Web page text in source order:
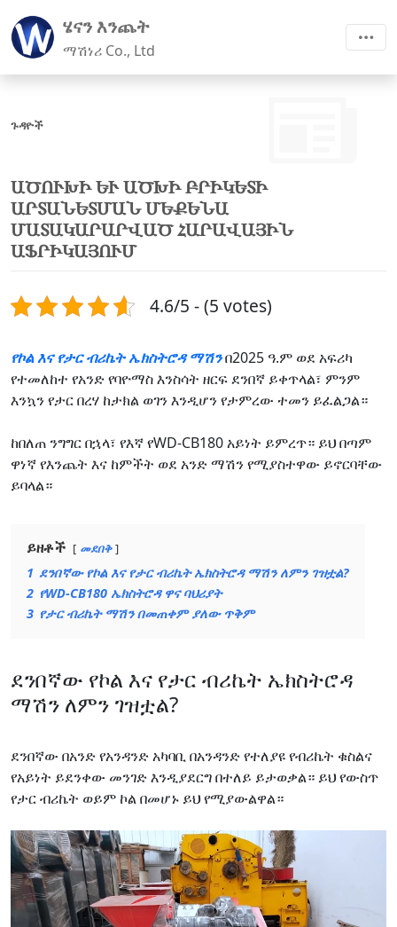
ሄናን እንጨት
ማሽነሪ Co., Ltd
ጉዳዮች
ԱԾՈՒԽԻ ԵՒ ԱԾԽԻ ԲՐԻԿԵՏԻ Ա
ՐՏԱՆԵՏՄԱՆ ՄԵՔԵՆԱ Մ
ԱՏԱԿԱՐԱՐՎԱԾ ՀԱՐԱՎԱՅԻՆ Ա
ՖՐԻԿԱՅՈՒՄ
4.6/5 - (5 votes)
የኮል እና የታር ብሪኬት ኤክስትሮዳ ማሽንበ2025 ዓ.ም ወደ አፍሪካ
የተመለከተ የአንድ የባዮማስ እንስሳት ዘርፍ ደንበኛ ይቀጥላል፣ ምንም
እንኳን የታር በረሃ ከታክል ወገን እንዲሆን የታምረው ተመን ይፈልጋል።
ከበለጠ ንግግር በኋላ፣ የእኛ የWD-CB180 አይነት ይምረጥ። ይህ በጣም
ዋነኛ የእንጨት እና ከምችት ወደ አንድ ማሽን የሚያስተዋው ይኖርባቸው
ይባላል።
ይዘቶች መደበቅ
1 ደንበኛው የኮል እና የታር ብሪኬት ኤክስትሮዳ ማሽን ለምን ገዝቷል?
2 የWD-CB180 ኤክስትሮዳ ዋና ባህሪያት
3 የታር ብሪኬት ማሽን በመጠቀም ያለው ጥቅም
ደንበኛው የኮል እና የታር ብሪኬት ኤክስትሮዳ
ማሽን ለምን ገዝቷል?
ደንበኛው በአንድ የአንዳንድ አካባቢ በአንዳንድ የተለያዩ የብሪኬት ቁስልና
የአይነት ይደንቀው መንገድ እንዲያደርግ በተለይ ይታወቃል። ይህ የውስጥ
የታር ብሪኬት ወይም ኮል በመሆኑ ይህ የሚያውልዋል።